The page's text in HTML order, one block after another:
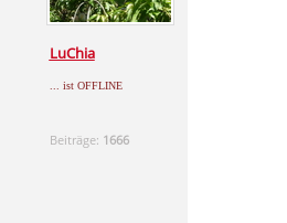
LuChia
... ist OFFLINE
Beiträge: 1666